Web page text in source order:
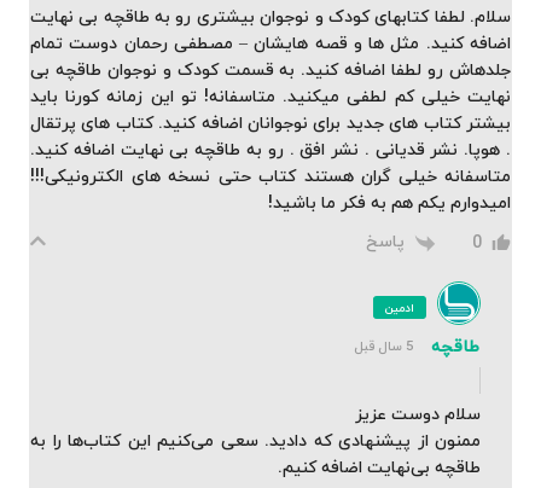
سلام. لطفا کتابهای کودک و نوجوان بیشتری رو به طاقچه بی نهایت
اضافه کنید. مثل ها و قصه هایشان – مصطفی رحمان دوست تمام
جلدهاش رو لطفا اضافه کنید. به قسمت کودک و نوجوان طاقچه بی
نهایت خیلی کم لطفی میکنید. متاسفانه! تو این زمانه کورنا باید
بیشتر کتاب های جدید برای نوجوانان اضافه کنید. کتاب های پرتقال
. هوپا. نشر قدیانی . نشر افق . رو به طاقچه بی نهایت اضافه کنید.
متاسفانه خیلی گران هستند کتاب حتی نسخه های الکترونیکی!!!
امیدوارم یکم هم به فکر ما باشید!
0
پاسخ
ادمین
طاقچه 5 سال قبل
سلام دوست عزیز
ممنون از پیشنهادی که دادید. سعی می‌کنیم این کتاب‌ها را به
طاقچه بی‌نهایت اضافه کنیم.